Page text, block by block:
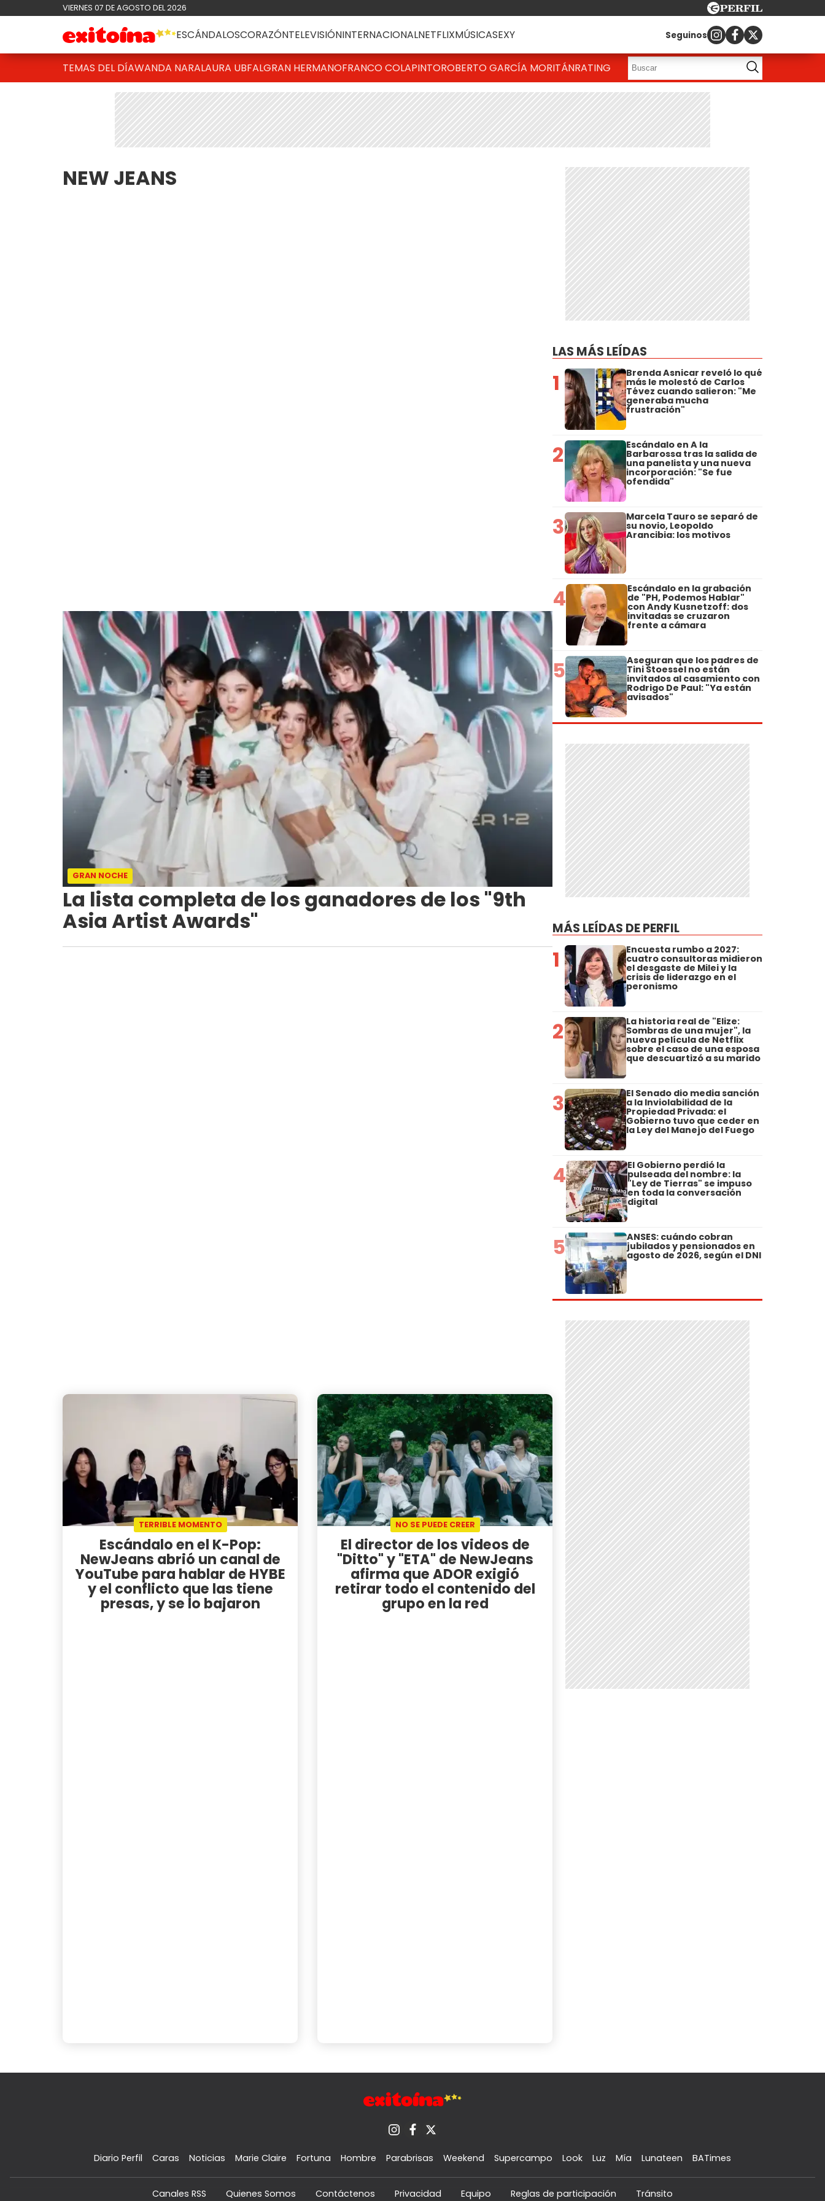
VIERNES 07 DE AGOSTO DEL 2026
ESCÁNDALOSCORAZÓNTELEVISIÓNINTERNACIONALNETFLIXMÚSICASEXY Seguinos
TEMAS DEL DÍAWANDA NARALAURA UBFALGRAN HERMANOFRANCO COLAPINTOROBERTO GARCÍA MORITÁNRATING
NEW JEANS
GRAN NOCHE
La lista completa de los ganadores de los "9th
Asia Artist Awards"
TERRIBLE MOMENTO
Escándalo en el K-Pop:
NewJeans abrió un canal de
YouTube para hablar de HYBE
y el conflicto que las tiene
presas, y se lo bajaron
NO SE PUEDE CREER
El director de los videos de
"Ditto" y "ETA" de NewJeans
afirma que ADOR exigió
retirar todo el contenido del
grupo en la red
LAS MÁS LEÍDAS
1 Brenda Asnicar reveló lo qué
más le molestó de Carlos
Tévez cuando salieron: "Me
generaba mucha
frustración"
2 Escándalo en A la
Barbarossa tras la salida de
una panelista y una nueva
incorporación: "Se fue
ofendida"
3 Marcela Tauro se separó de
su novio, Leopoldo
Arancibia: los motivos
4 Escándalo en la grabación
de "PH, Podemos Hablar"
con Andy Kusnetzoff: dos
invitadas se cruzaron
frente a cámara
5 Aseguran que los padres de
Tini Stoessel no están
invitados al casamiento con
Rodrigo De Paul: "Ya están
avisados"
MÁS LEÍDAS DE PERFIL
1 Encuesta rumbo a 2027:
cuatro consultoras midieron
el desgaste de Milei y la
crisis de liderazgo en el
peronismo
2 La historia real de "Elize:
Sombras de una mujer", la
nueva película de Netflix
sobre el caso de una esposa
que descuartizó a su marido
3 El Senado dio media sanción
a la Inviolabilidad de la
Propiedad Privada: el
Gobierno tuvo que ceder en
la Ley del Manejo del Fuego
4 El Gobierno perdió la
pulseada del nombre: la
"Ley de Tierras" se impuso
en toda la conversación
digital
5 ANSES: cuándo cobran
jubilados y pensionados en
agosto de 2026, según el DNI
Diario Perfil Caras Noticias Marie Claire Fortuna Hombre Parabrisas Weekend Supercampo Look Luz Mía Lunateen BATimes
Canales RSS Quienes Somos Contáctenos Privacidad Equipo Reglas de participación Tránsito